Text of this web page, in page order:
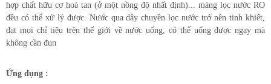
hợp chất hữu cơ hoà tan (ở một nồng độ nhất định)... màng lọc nước RO
đều có thể xử lý được. Nước qua dây chuyền lọc nước trở nên tinh khiết,
đạt mọi chỉ tiêu trên thế giới về nước uống, có thể uống được ngay mà
không cần đun
Ứng dụng :